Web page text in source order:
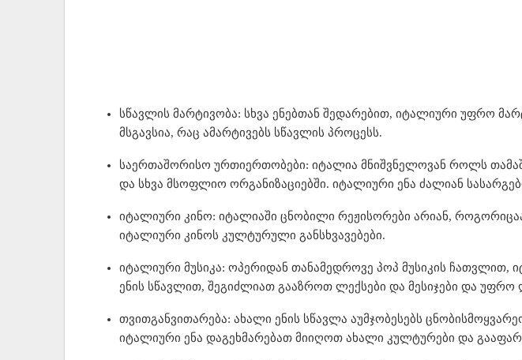
სწავლის მარტივობა: სხვა ენებთან შედარებით, იტალიური უფრო
მსგავსია, რაც ამარტივებს სწავლის პროცესს.
საერთაშორისო ურთიერთობები: იტალია მნიშვნელოვან როლს
და სხვა მსოფლიო ორგანიზაციებში. იტალიური ენა ძალიან
იტალიური კინო: იტალიაში ცნობილი რეჟისორები არიან,
იტალიური კინოს კულტურული განსხვავებები.
იტალიური მუსიკა: ოპერიდან თანამედროვე პოპ მუსიკის
ენის სწავლით, შეგიძლიათ გააზროთ ლექსები და მესიჯები და
თვითგანვითარება: ახალი ენის სწავლა აუმჯობესებს
იტალიური ენა დაგეხმარებათ მიიღოთ ახალი კულტურები და